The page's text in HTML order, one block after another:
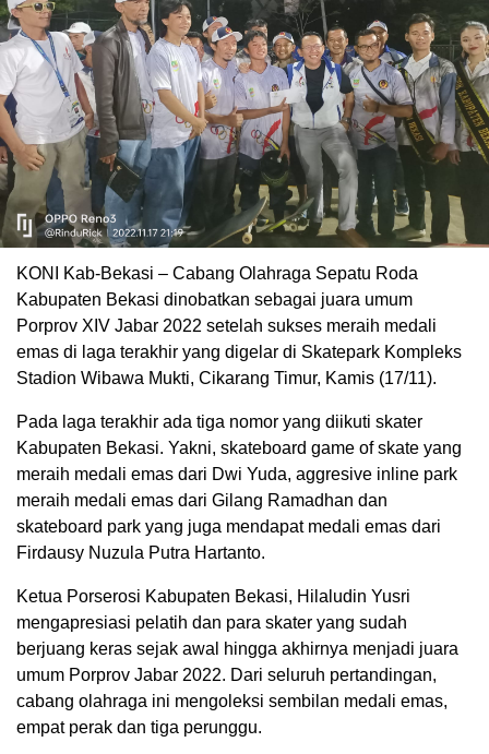
KONI Kab-Bekasi – Cabang Olahraga Sepatu Roda
Kabupaten Bekasi dinobatkan sebagai juara umum
Porprov XIV Jabar 2022 setelah sukses meraih medali
emas di laga terakhir yang digelar di Skatepark Kompleks
Stadion Wibawa Mukti, Cikarang Timur, Kamis (17/11).
Pada laga terakhir ada tiga nomor yang diikuti skater
Kabupaten Bekasi. Yakni, skateboard game of skate yang
meraih medali emas dari Dwi Yuda, aggresive inline park
meraih medali emas dari Gilang Ramadhan dan
skateboard park yang juga mendapat medali emas dari
Firdausy Nuzula Putra Hartanto.
Ketua Porserosi Kabupaten Bekasi, Hilaludin Yusri
mengapresiasi pelatih dan para skater yang sudah
berjuang keras sejak awal hingga akhirnya menjadi juara
umum Porprov Jabar 2022. Dari seluruh pertandingan,
cabang olahraga ini mengoleksi sembilan medali emas,
empat perak dan tiga perunggu.